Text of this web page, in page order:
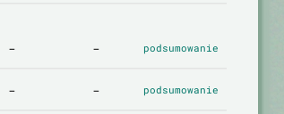
- - podsumowanie
- - podsumowanie